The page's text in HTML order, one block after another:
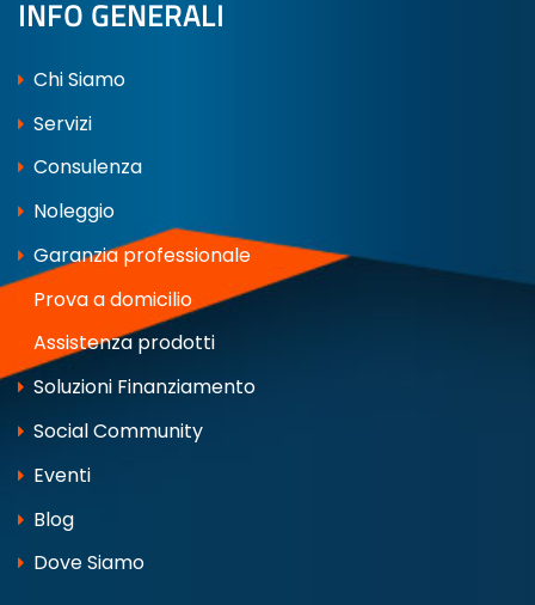
INFO GENERALI
Chi Siamo
Servizi
Consulenza
Noleggio
Garanzia professionale
Prova a domicilio
Assistenza prodotti
Soluzioni Finanziamento
Social Community
Eventi
Blog
Dove Siamo